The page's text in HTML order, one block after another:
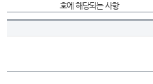
호에 해당되는 사항